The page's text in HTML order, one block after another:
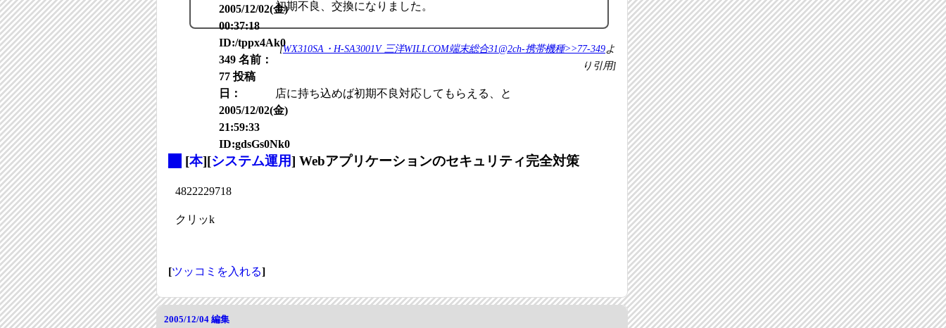
2005/12/02(金)
00:37:18
ID:/tppx4Ak0
349 名前：
77 投稿
日：
2005/12/02(金)
21:59:33
ID:gdsGs0Nk0
初期不良、交換になりました。
[WX310SA・H-SA3001V 三洋WILLCOM端末総合31@2ch-携帯機種>>77-349よ
り引用]
店に持ち込めば初期不良対応してもらえる、と
[本][システム運用] Webアプリケーションのセキュリティ完全対策
4822229718
クリッk
[ツッコミを入れる]
2005/12/04 編集